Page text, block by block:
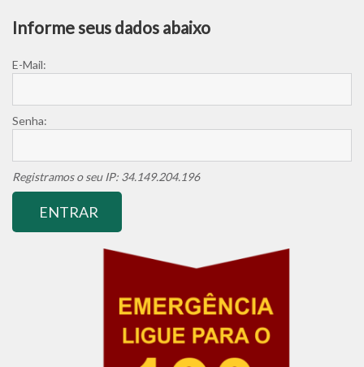
Informe seus dados abaixo
E-Mail:
Senha:
Registramos o seu IP: 34.149.204.196